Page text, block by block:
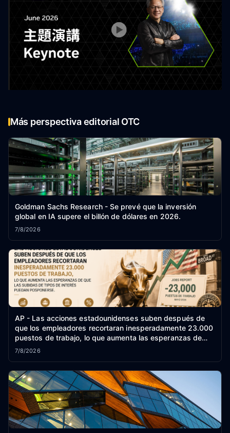
Más perspectiva editorial OTC
Goldman Sachs Research - Se prevé que la inversión
global en IA supere el billón de dólares en 2026.
7/8/2026
AP - Las acciones estadounidenses suben después de
que los empleadores recortaran inesperadamente 23.000
puestos de trabajo, lo que aumenta las esperanzas de
que las subidas de tipos de interés puedan posponerse.
7/8/2026